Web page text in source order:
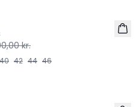
kr.
40 42 44 46